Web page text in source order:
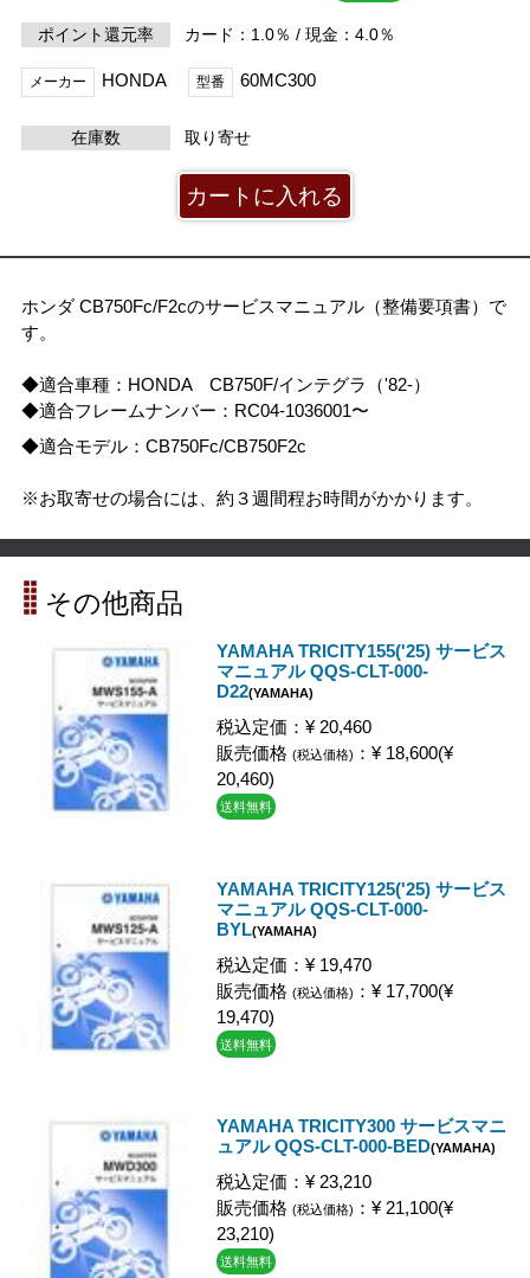
ポイント還元率 カード：1.0％ / 現金：4.0％
メーカー HONDA 型番 60MC300
在庫数 取り寄せ
ホンダ CB750Fc/F2cのサービスマニュアル（整備要項書）で
す。
◆適合車種：HONDA CB750F/インテグラ（'82-）
◆適合フレームナンバー：RC04-1036001〜
◆適合モデル：CB750Fc/CB750F2c
※お取寄せの場合には、約３週間程お時間がかかります。
その他商品
YAMAHA TRICITY155('25) サービス
マニュアル QQS-CLT-000-
D22(YAMAHA)
税込定価：¥ 20,460
販売価格 (税込価格) ：¥ 18,600(¥
20,460)
送料無料
YAMAHA TRICITY125('25) サービス
マニュアル QQS-CLT-000-
BYL(YAMAHA)
税込定価：¥ 19,470
販売価格 (税込価格) ：¥ 17,700(¥
19,470)
送料無料
YAMAHA TRICITY300 サービスマニ
ュアル QQS-CLT-000-BED(YAMAHA)
税込定価：¥ 23,210
販売価格 (税込価格) ：¥ 21,100(¥
23,210)
送料無料